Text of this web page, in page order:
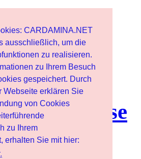
CARDAMINA.NET
ausschließlich, um die
zu realisieren.
zu Ihrem Besuch
gespeichert. Durch
Webseite erklären Sie
von Cookies
zu Ihrem
erhalten Sie mit hier: